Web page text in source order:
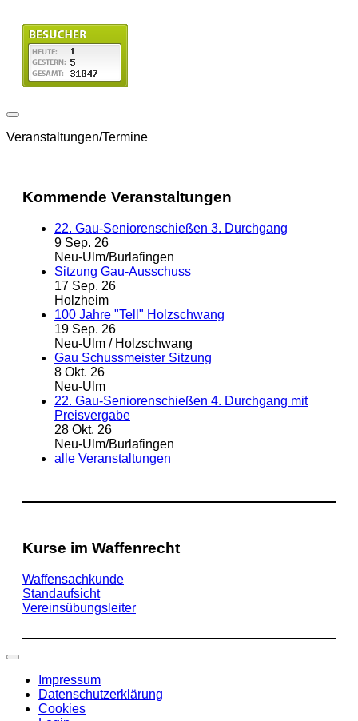
Veranstaltungen/Termine
Kommende Veranstaltungen
22. Gau-Seniorenschießen 3. Durchgang
9 Sep. 26
Neu-Ulm/Burlafingen
Sitzung Gau-Ausschuss
17 Sep. 26
Holzheim
100 Jahre "Tell" Holzschwang
19 Sep. 26
Neu-Ulm / Holzschwang
Gau Schussmeister Sitzung
8 Okt. 26
Neu-Ulm
22. Gau-Seniorenschießen 4. Durchgang mit
Preisvergabe
28 Okt. 26
Neu-Ulm/Burlafingen
alle Veranstaltungen
Kurse im Waffenrecht
Waffensachkunde
Standaufsicht
Vereinsübungsleiter
Impressum
Datenschutzerklärung
Cookies